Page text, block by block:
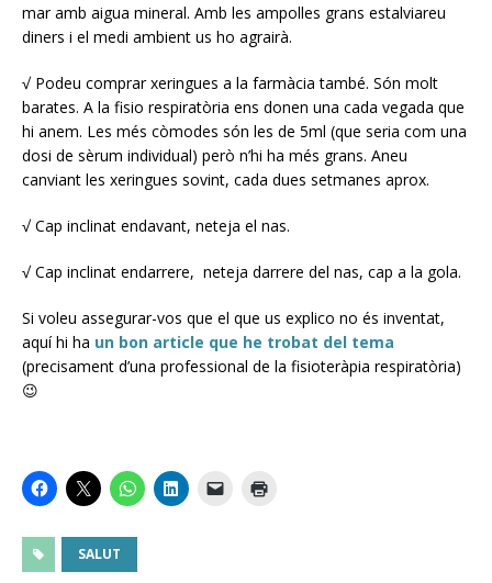
mar amb aigua mineral. Amb les ampolles grans estalviareu
diners i el medi ambient us ho agrairà.
√ Podeu comprar xeringues a la farmàcia també. Són molt
barates. A la fisio respiratòria ens donen una cada vegada que
hi anem. Les més còmodes són les de 5ml (que seria com una
dosi de sèrum individual) però n’hi ha més grans. Aneu
canviant les xeringues sovint, cada dues setmanes aprox.
√ Cap inclinat endavant, neteja el nas.
√ Cap inclinat endarrere, neteja darrere del nas, cap a la gola.
Si voleu assegurar-vos que el que us explico no és inventat,
aquí hi ha un bon article que he trobat del tema
(precisament d’una professional de la fisioteràpia respiratòria)
😉
SALUT